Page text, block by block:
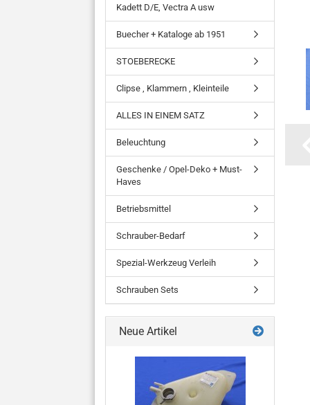
Kadett D/E, Vectra A usw
Buecher + Kataloge ab 1951
STOEBERECKE
Clipse , Klammern , Kleinteile
ALLES IN EINEM SATZ
Beleuchtung
Geschenke / Opel-Deko + Must-
Haves
Betriebsmittel
Schrauber-Bedarf
Spezial-Werkzeug Verleih
Schrauben Sets
Neue Artikel